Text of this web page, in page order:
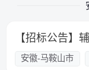
【招标公告】
安徽-马鞍山市